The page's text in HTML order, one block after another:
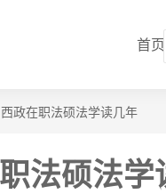
首页
西政在职法硕法学读几年
法硕法学